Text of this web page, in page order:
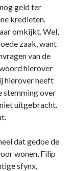
geld ter
kredieten.
omkijkt. Wel,
zaak, want
van de
hierover
hierover heeft
stemming over
uitgebracht.
dat gedoe de
wonen, Filip
sfynx,